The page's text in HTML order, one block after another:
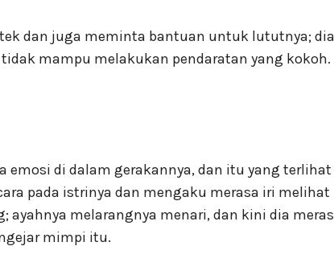
dan juga meminta bantuan untuk lututnya; dia
mampu melakukan pendaratan yang kokoh.
emosi di dalam gerakannya, dan itu yang terlihat
pada istrinya dan mengaku merasa iri melihat
ayahnya melarangnya menari, dan kini dia
mimpi itu.